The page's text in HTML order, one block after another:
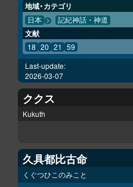
地域・カテゴリ
日本 記紀神話・神道
文献
18 20 21 59
Last-update:
2026-03-07
ククス
Kukuth
久具都比古命
くぐつひこのみこと